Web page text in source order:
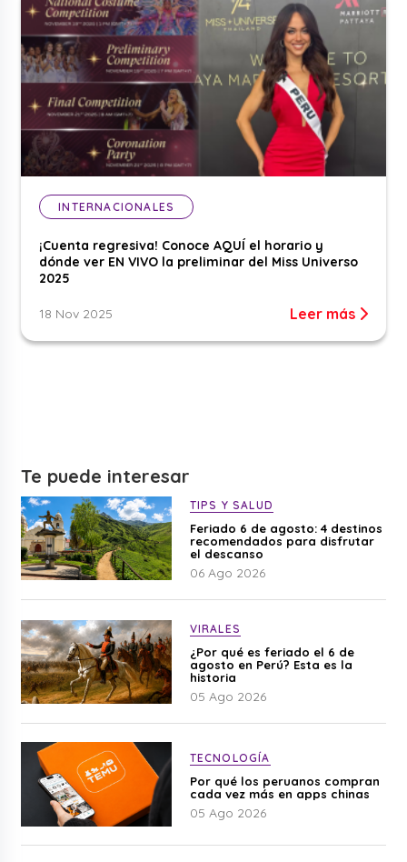
INTERNACIONALES
¡Cuenta regresiva! Conoce AQUÍ el horario y
dónde ver EN VIVO la preliminar del Miss Universo
2025
18 Nov 2025 Leer más
Te puede interesar
TIPS Y SALUD
Feriado 6 de agosto: 4 destinos
recomendados para disfrutar
el descanso
06 Ago 2026
VIRALES
¿Por qué es feriado el 6 de
agosto en Perú? Esta es la
historia
05 Ago 2026
TECNOLOGÍA
Por qué los peruanos compran
cada vez más en apps chinas
05 Ago 2026